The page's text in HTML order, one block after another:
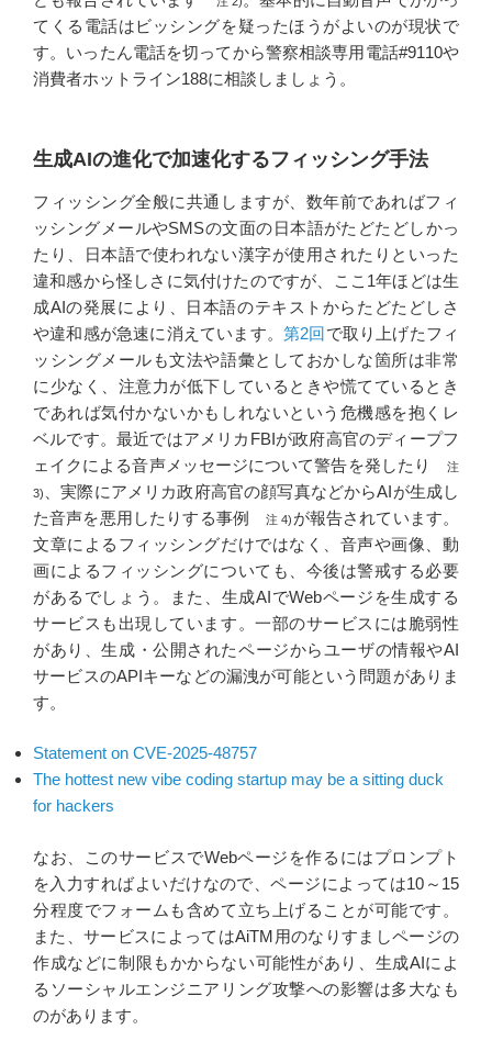
てくる電話はビッシングを疑ったほうがよいのが現状で
す。いったん電話を切ってから警察相談専用電話#9110や
消費者ホットライン188に相談しましょう。
生成AIの進化で加速化するフィッシング手法
フィッシング全般に共通しますが、数年前であればフィ
ッシングメールやSMSの文面の日本語がたどたどしかっ
たり、日本語で使われない漢字が使用されたりといった
違和感から怪しさに気付けたのですが、ここ1年ほどは生
成AIの発展により、日本語のテキストからたどたどしさ
や違和感が急速に消えています。 第2回で取り上げたフィ
ッシングメールも文法や語彙としておかしな箇所は非常
に少なく、注意力が低下しているときや慌てているとき
であれば気付かないかもしれないという危機感を抱くレ
ベルです。最近ではアメリカFBIが政府高官のディープフ
ェイクによる音声メッセージについて警告を発したり
注
3)
、実際にアメリカ政府高官の顔写真などからAIが生成し
た音声を悪用したりする事例注 4) が報告されています。
文章によるフィッシングだけではなく、音声や画像、動
画によるフィッシングについても、今後は警戒する必要
があるでしょう。また、生成AIでWebページを生成する
サービスも出現しています。一部のサービスには脆弱性
があり、生成・公開されたページからユーザの情報やAI
サービスのAPIキーなどの漏洩が可能という問題がありま
す。
Statement on CVE-2025-48757
The hottest new vibe coding startup may be a sitting duck
for hackers
なお、このサービスでWebページを作るにはプロンプト
を入力すればよいだけなので、ページによっては10～15
分程度でフォームも含めて立ち上げることが可能です。
また、サービスによってはAiTM用のなりすましページの
作成などに制限もかからない可能性があり、生成AIによ
るソーシャルエンジニアリング攻撃への影響は多大なも
のがあります。